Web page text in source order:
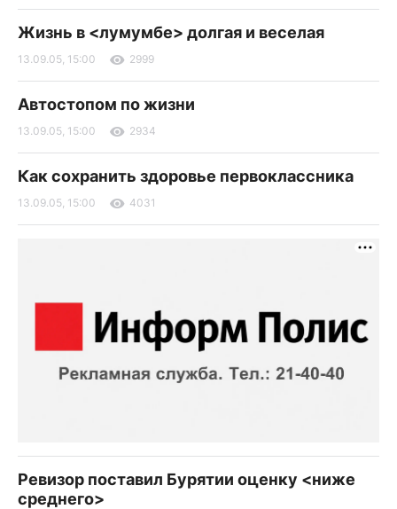
Жизнь в <лумумбе> долгая и веселая
13.09.05, 15:00 2999
Автостопом по жизни
13.09.05, 15:00 2934
Как сохранить здоровье первоклассника
13.09.05, 15:00 4031
Ревизор поставил Бурятии оценку <ниже
среднего>